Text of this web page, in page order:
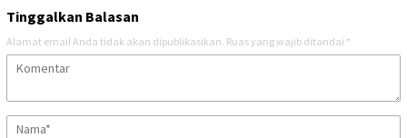
Tinggalkan Balasan
Alamat email Anda tidak akan dipublikasikan. Ruas yang wajib ditandai *